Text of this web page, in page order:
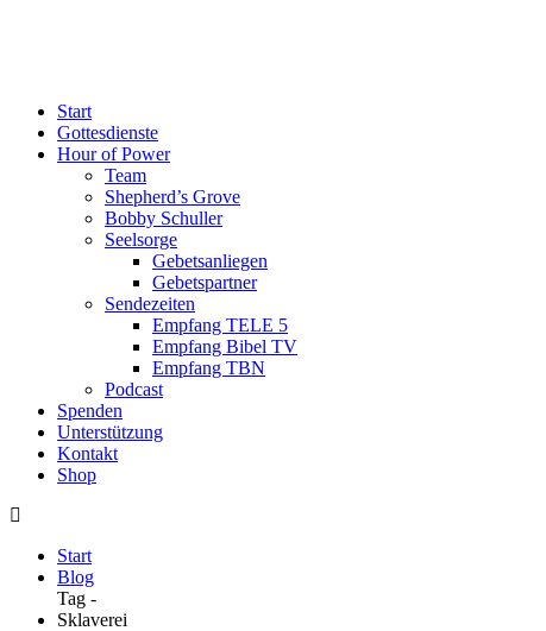
Start
Gottesdienste
Hour of Power
Team
Shepherd’s Grove
Bobby Schuller
Seelsorge
Gebetsanliegen
Gebetspartner
Sendezeiten
Empfang TELE 5
Empfang Bibel TV
Empfang TBN
Podcast
Spenden
Unterstützung
Kontakt
Shop
Start
Blog
Tag -
Sklaverei